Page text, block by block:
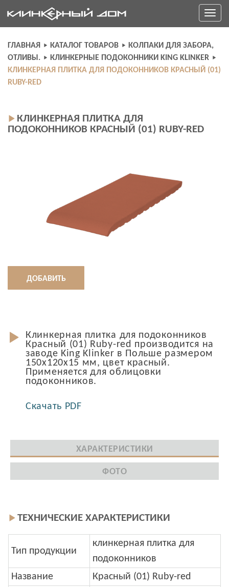
to
content
Toggle
ГЛАВНАЯ КАТАЛОГ ТОВАРОВ
КОЛПАКИ ДЛЯ ЗАБОРА,
ОТЛИВЫ.
КЛИНКЕРНЫЕ ПОДОКОННИКИ KING KLINKER
КЛИНКЕРНАЯ ПЛИТКА ДЛЯ ПОДОКОННИКОВ КРАСНЫЙ (01)
RUBY-RED
КЛИНКЕРНАЯ ПЛИТКА ДЛЯ
ПОДОКОННИКОВ КРАСНЫЙ (01) RUBY-RED
ДОБАВИТЬ
Клинкерная плитка для подоконников
Красный (01) Ruby-red производится на
заводе King Klinker в Польше размером
150x120x15 мм, цвет красный.
Применяется для облицовки
подоконников.
Скачать PDF
ХАРАКТЕРИСТИКИ
ФОТО
ТЕХНИЧЕСКИЕ ХАРАКТЕРИСТИКИ
Тип продукции
клинкерная плитка для
подоконников
Название
Красный (01) Ruby-red